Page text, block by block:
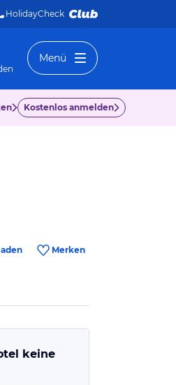
HolidayCheck
Menü
Kostenlos anmelden
Merken
keine